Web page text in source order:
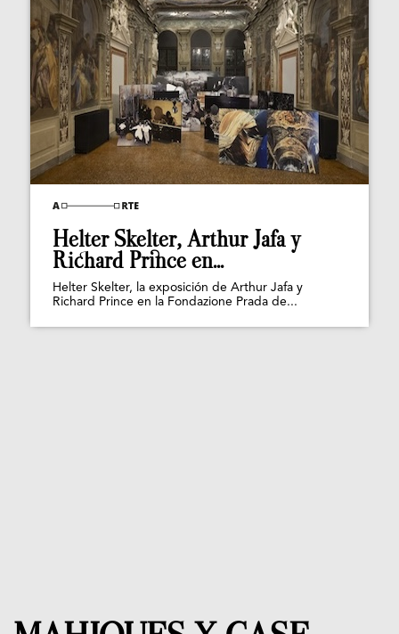
Helter Skelter, Arthur Jafa y
Richard Prince en...
Helter Skelter, la exposición de Arthur Jafa y
Richard Prince en la Fondazione Prada de...